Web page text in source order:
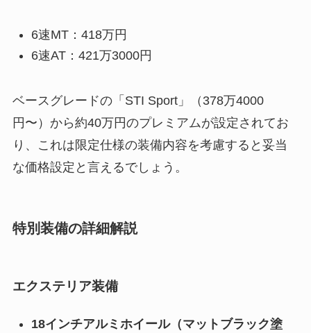
6速MT：418万円
6速AT：421万3000円
ベースグレードの「STI Sport」（378万4000
円〜）から約40万円のプレミアムが設定されてお
り、これは限定仕様の装備内容を考慮すると妥当
な価格設定と言えるでしょう。
特別装備の詳細解説
エクステリア装備
18インチアルミホイール（マットブラック塗